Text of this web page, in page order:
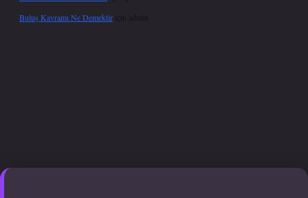
Buluş Kavramı Ne Demektir için admin
giriş adresi güncellendibetexper.xyzhiltonbet güncel giriş